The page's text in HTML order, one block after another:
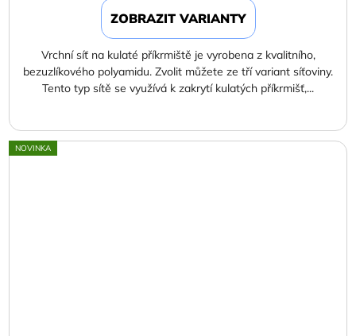
ZOBRAZIT VARIANTY
Vrchní síť na kulaté příkrmiště je vyrobena z kvalitního,
bezuzlíkového polyamidu. Zvolit můžete ze tří variant síťoviny.
Tento typ sítě se využívá k zakrytí kulatých příkrmišť,...
NOVINKA